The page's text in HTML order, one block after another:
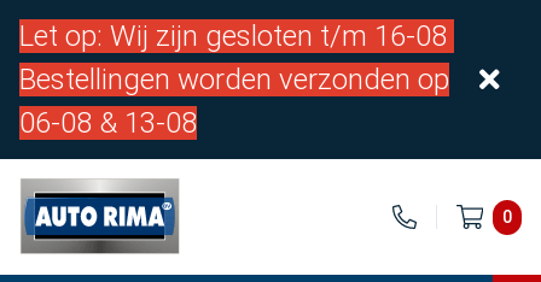
Let op: Wij zijn gesloten t/m 16-08
Bestellingen worden verzonden op
06-08 & 13-08
0